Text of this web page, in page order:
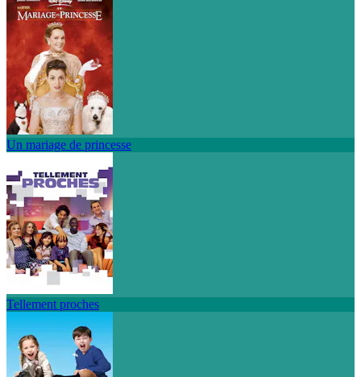
Un mariage de princesse
Tellement proches